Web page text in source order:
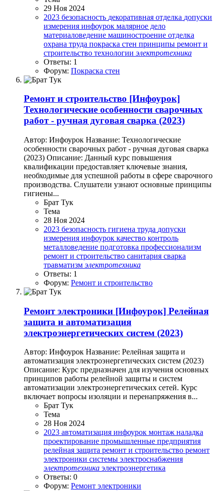
29 Ноя 2024
2023 безопасность декоративная отделка допуски
измерения инфоурок малярное дело
материаловедение машиностроение отделка
охрана труда покраска стен принципы ремонт и
строительство технологии электротехника
Ответы: 1
Форум: Покраска стен
Ремонт и строительство [Инфоурок]
Технологические особенности сварочных
работ - ручная дуговая сварка (2023)
Автор: Инфоурок Название: Технологические
особенности сварочных работ - ручная дуговая сварка
(2023) Описание: Данный курс повышения
квалификации предоставляет ключевые знания,
необходимые для успешной работы в сфере сварочного
производства. Слушатели узнают основные принципы
гигиены...
Брат Тук
Тема
28 Ноя 2024
2023 безопасность гигиена труда допуски
измерения инфоурок качество контроль
металловедение подготовка профессионализм
ремонт и строительство санитария сварка
травматизм электротехника
Ответы: 1
Форум: Ремонт и строительство
Ремонт электроники [Инфоурок] Релейная
защита и автоматизация
электроэнергетических систем (2023)
Автор: Инфоурок Название: Релейная защита и
автоматизация электроэнергетических систем (2023)
Описание: Курс предназначен для изучения основных
принципов работы релейной защиты и систем
автоматизации электроэнергетических сетей. Курс
включает вопросы изоляции и перенапряжения в...
Брат Тук
Тема
28 Ноя 2024
2023 автоматизация инфоурок монтаж наладка
проектирование промышленные предприятия
релейная защита ремонт и строительство ремонт
электроники системы электроснабжения
электротехника электроэнергетика
Ответы: 0
Форум: Ремонт электроники